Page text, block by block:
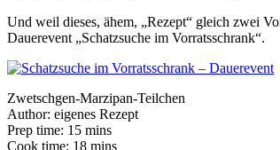
Und weil dieses, ähem, „Rezept“ gleich zwei
Dauerevent „Schatzsuche im Vorratsschrank“.
Zwetschgen-Marzipan-Teilchen
Author: eigenes Rezept
Prep time: 15 mins
Cook time: 18 mins